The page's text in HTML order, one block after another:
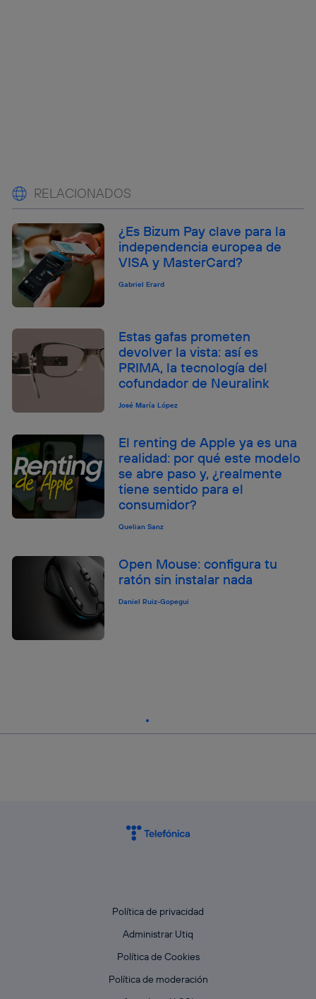
RELACIONADOS
¿Es Bizum Pay clave para la
independencia europea de
VISA y MasterCard?
Gabriel Erard
Estas gafas prometen
devolver la vista: así es
PRIMA, la tecnología del
cofundador de Neuralink
José María López
El renting de Apple ya es una
realidad: por qué este modelo
se abre paso y, ¿realmente
tiene sentido para el
consumidor?
Quelian Sanz
Open Mouse: configura tu
ratón sin instalar nada
Daniel Ruiz-Gopegui
Política de privacidad
Administrar Utiq
Política de Cookies
Política de moderación